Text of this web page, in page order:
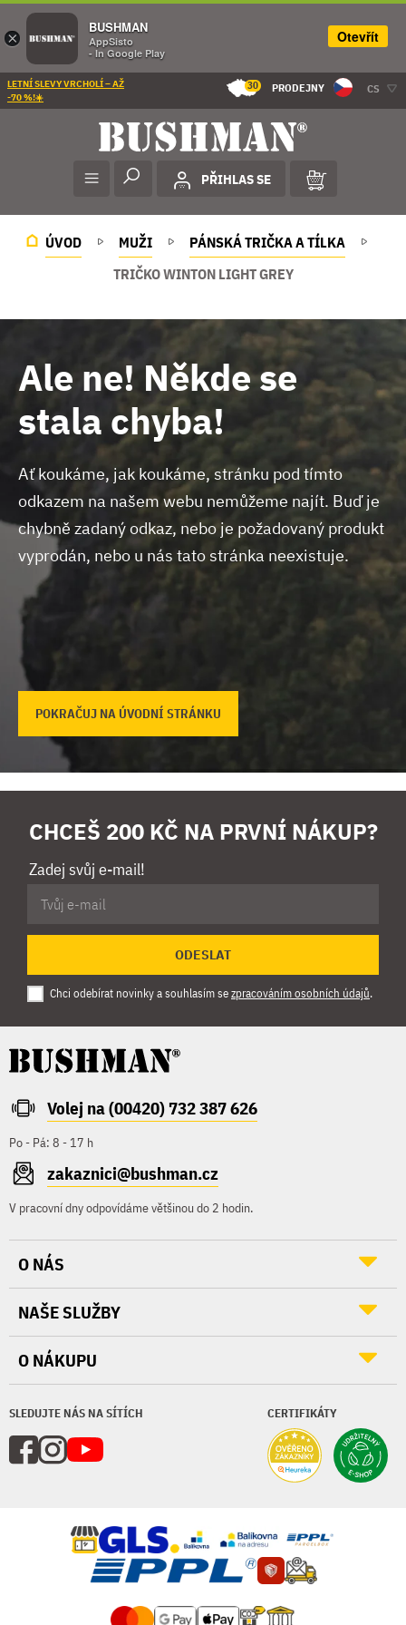
LETNÍ SLEVY VRCHOLÍ – AŽ
-70 %!☀️
30 PRODEJNY CS
PŘIHLAS SE
ÚVOD MUŽI
PÁNSKÁ TRIČKA A TÍLKA
TRIČKO WINTON LIGHT GREY
Ale ne! Někde se
stala chyba!
Ať koukáme, jak koukáme, stránku pod tímto
odkazem na našem webu nemůžeme najít. Buď je
chybně zadaný odkaz, nebo je požadovaný produkt
vyprodán, nebo u nás tato stránka neexistuje.
POKRAČUJ NA ÚVODNÍ STRÁNKU
CHCEŠ 200 KČ NA PRVNÍ NÁKUP?
Zadej svůj e-mail!
ODESLAT
Chci odebírat novinky a souhlasím sezpracováním osobních údajů.
Volej na (00420) 732 387 626
Po - Pá: 8 - 17 h
zakaznici@bushman.cz
V pracovní dny odpovídáme většinou do 2 hodin.
SLEDUJTE NÁS NA SÍTÍCH CERTIFIKÁTY
O NÁS
NAŠE SLUŽBY
O NÁKUPU
×
BUSHMAN
AppSisto
- In Google Play
Otevřít